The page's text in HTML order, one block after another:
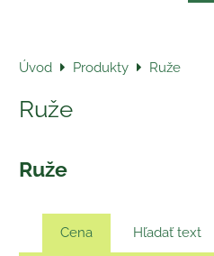
Úvod Produkty Ruže
Ruže
Ruže
Cena Hľadať text